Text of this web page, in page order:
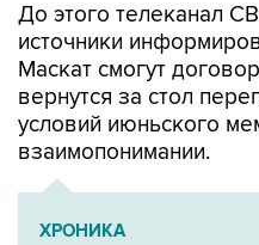
До этого телеканал
источники
Маскат смогут
вернутся за стол
условий июньского
взаимопонимании.
ХРОНИКА